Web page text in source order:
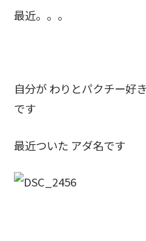
最近。。。
自分が わりとパクチー好
です
最近ついた アダ名です